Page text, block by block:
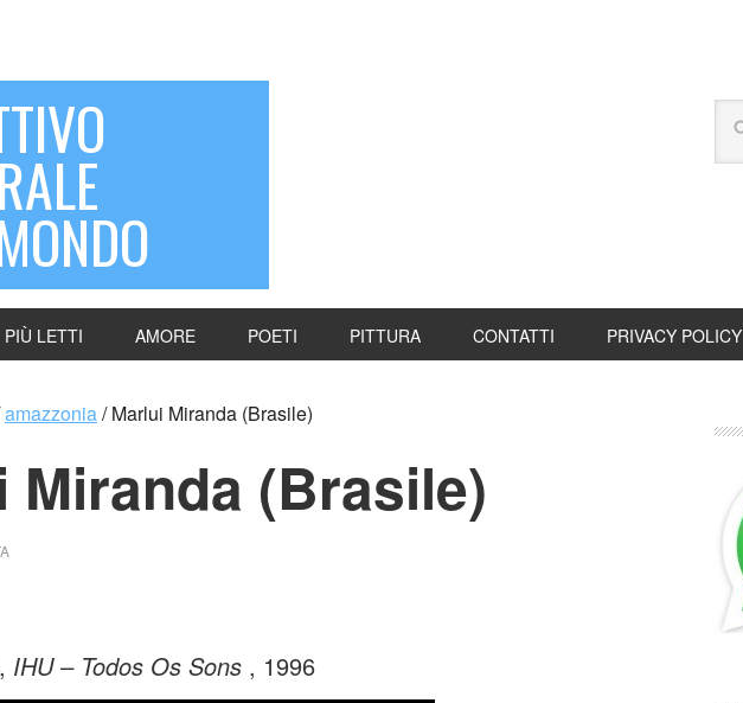
PIÙ LETTI AMORE POETI PITTURA CONTATTI PRIVACY POLICY
amazzonia/Marlui Miranda (Brasile)
Miranda (Brasile)
IHU – Todos Os Sons , 1996